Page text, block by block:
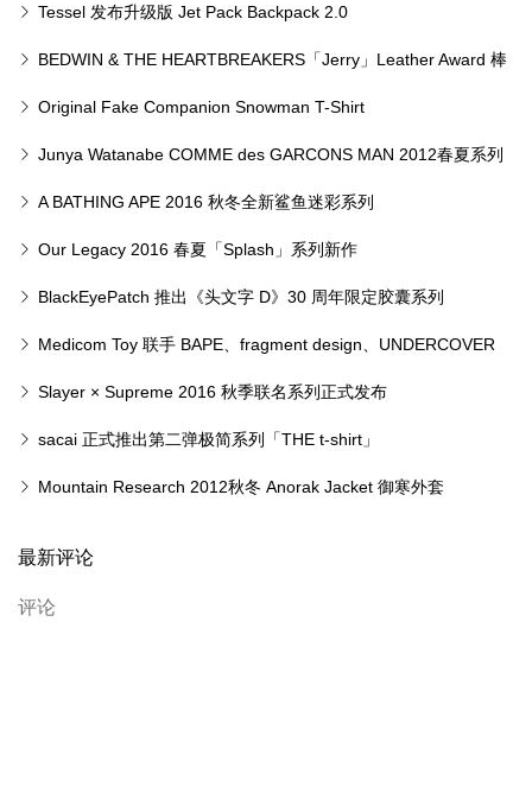
Tessel 发布升级版 Jet Pack Backpack 2.0
BEDWIN & THE HEARTBREAKERS「Jerry」Leather Award 棒
球夹克
Original Fake Companion Snowman T-Shirt
Junya Watanabe COMME des GARCONS MAN 2012春夏系列
商品全新发表
A BATHING APE 2016 秋冬全新鲨鱼迷彩系列
Our Legacy 2016 春夏「Splash」系列新作
BlackEyePatch 推出《头文字 D》30 周年限定胶囊系列
Medicom Toy 联手 BAPE、fragment design、UNDERCOVER
等品牌推出 20 周年纪念 T-Shirts
Slayer × Supreme 2016 秋季联名系列正式发布
sacai 正式推出第二弹极简系列「THE t-shirt」
Mountain Research 2012秋冬 Anorak Jacket 御寒外套
最新评论